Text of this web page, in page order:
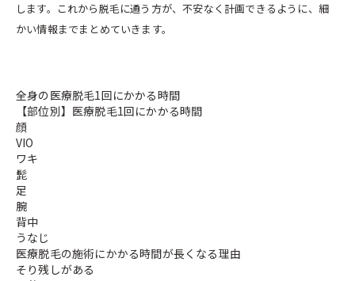
します。これから脱毛に通う方が、不安なく計画できるように、細
かい情報までまとめていきます。
全身の医療脱毛1回にかかる時間
【部位別】医療脱毛1回にかかる時間
顔
VIO
ワキ
髭
足
腕
背中
うなじ
医療脱毛の施術にかかる時間が長くなる理由
そり残しがある